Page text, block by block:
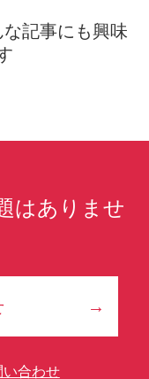
記事にも興味
はありませ
い合わせ